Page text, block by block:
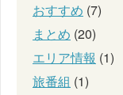
おすすめ (7)
まとめ (20)
エリア情報 (1)
旅番組 (1)